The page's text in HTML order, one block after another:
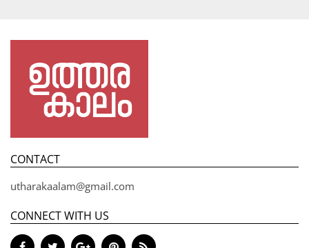
CONTACT
utharakaalam@gmail.com
CONNECT WITH US